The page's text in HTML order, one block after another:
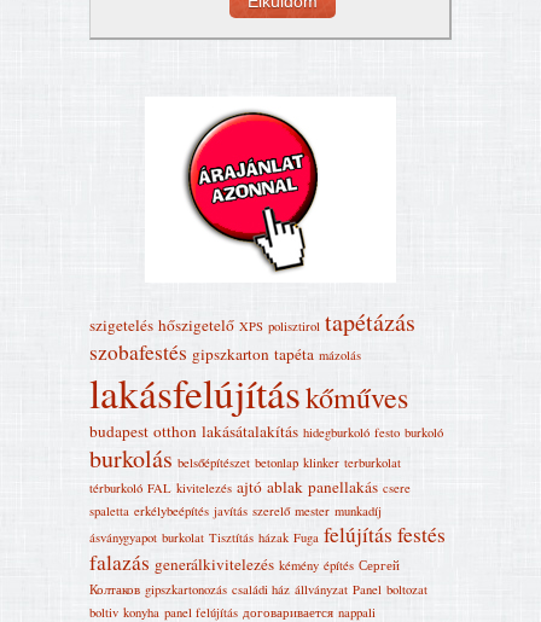
szigetelés hőszigetelő XPS polisztirol tapétázás
szobafestés gipszkarton tapéta mázolás
lakásfelújításkőműves
budapest otthon lakásátalakítás hidegburkoló festo burkoló
burkolás belsőépítészet betonlap klinker terburkolat
térburkoló FAL kivitelezés ajtó ablak panellakás csere
spaletta erkélybeépítés javítás szerelő mester munkadíj
ásványgyapot burkolat Tisztítás házak Fuga felújítás festés
falazás generálkivitelezés kémény építés Сергей
Колтаков gipszkartonozás családi ház állványzat Panel boltozat
boltiv konyha panel felújítás договаривается nappali